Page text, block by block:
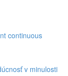
continuous
v minulosti